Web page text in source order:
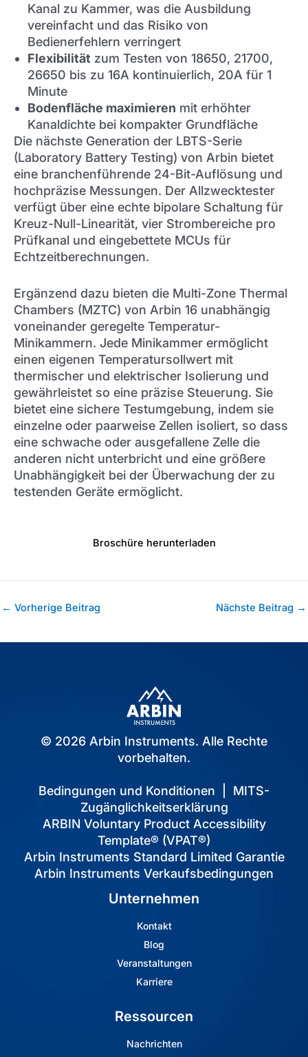
Kanal zu Kammer, was die Ausbildung
vereinfacht und das Risiko von
Bedienerfehlern verringert
Flexibilität zum Testen von 18650, 21700,
26650 bis zu 16A kontinuierlich, 20A für 1
Minute
Bodenfläche maximieren mit erhöhter
Kanaldichte bei kompakter Grundfläche
Die nächste Generation der LBTS-Serie
(Laboratory Battery Testing) von Arbin bietet
eine branchenführende 24-Bit-Auflösung und
hochpräzise Messungen. Der Allzwecktester
verfügt über eine echte bipolare Schaltung für
Kreuz-Null-Linearität, vier Strombereiche pro
Prüfkanal und eingebettete MCUs für
Echtzeitberechnungen.
Ergänzend dazu bieten die Multi-Zone Thermal
Chambers (MZTC) von Arbin 16 unabhängig
voneinander geregelte Temperatur-
Minikammern. Jede Minikammer ermöglicht
einen eigenen Temperatursollwert mit
thermischer und elektrischer Isolierung und
gewährleistet so eine präzise Steuerung. Sie
bietet eine sichere Testumgebung, indem sie
einzelne oder paarweise Zellen isoliert, so dass
eine schwache oder ausgefallene Zelle die
anderen nicht unterbricht und eine größere
Unabhängigkeit bei der Überwachung der zu
testenden Geräte ermöglicht.
Broschüre herunterladen
Post
← Vorherige Beitrag Nächste Beitrag →
© 2026 Arbin Instruments. Alle Rechte
vorbehalten.
Bedingungen und Konditionen
MITS-
Zugänglichkeitserklärung
ARBIN Voluntary Product Accessibility
Template® (VPAT®)
Arbin Instruments Standard Limited Garantie
Arbin Instruments Verkaufsbedingungen
Unternehmen
Kontakt
Blog
Veranstaltungen
Karriere
Ressourcen
Nachrichten